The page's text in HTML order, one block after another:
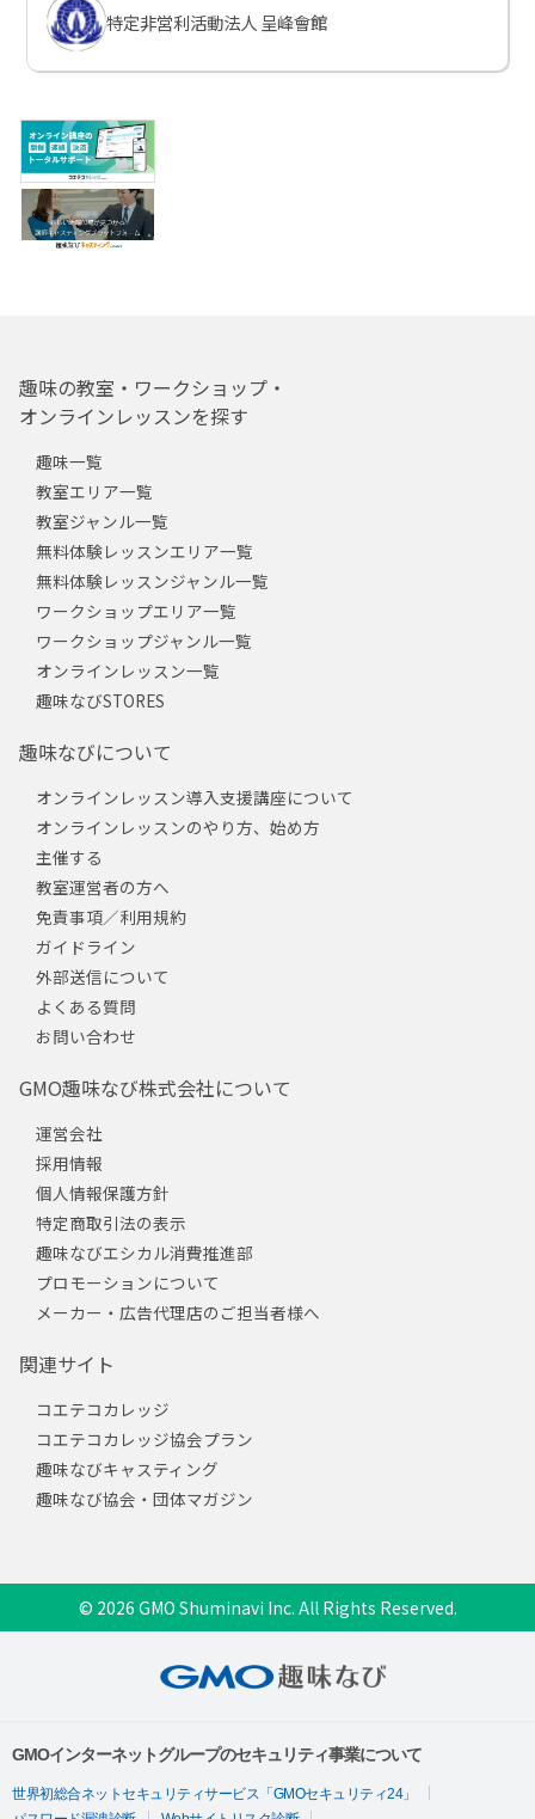
特定非営利活動法人 呈峰會館
趣味の教室・ワークショップ・
オンラインレッスンを探す
趣味一覧
教室エリア一覧
教室ジャンル一覧
無料体験レッスンエリア一覧
無料体験レッスンジャンル一覧
ワークショップエリア一覧
ワークショップジャンル一覧
オンラインレッスン一覧
趣味なびSTORES
趣味なびについて
オンラインレッスン導入支援講座について
オンラインレッスンのやり方、始め方
主催する
教室運営者の方へ
免責事項／利用規約
ガイドライン
外部送信について
よくある質問
お問い合わせ
GMO趣味なび株式会社について
運営会社
採用情報
個人情報保護方針
特定商取引法の表示
趣味なびエシカル消費推進部
プロモーションについて
メーカー・広告代理店のご担当者様へ
関連サイト
コエテコカレッジ
コエテコカレッジ協会プラン
趣味なびキャスティング
趣味なび協会・団体マガジン
© 2026 GMO Shuminavi Inc. All Rights Reserved.